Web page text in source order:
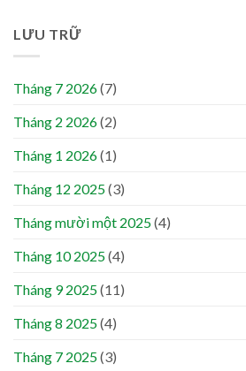
LƯU TRỮ
Tháng 7 2026(7)
Tháng 2 2026(2)
Tháng 1 2026(1)
Tháng 12 2025(3)
Tháng mười một 2025(4)
Tháng 10 2025(4)
Tháng 9 2025(11)
Tháng 8 2025(4)
Tháng 7 2025(3)